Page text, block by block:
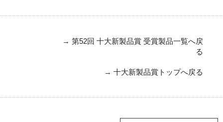
→ 第52回 十大新製品賞 受賞製品一覧へ戻
る
→ 十大新製品賞トップへ戻る